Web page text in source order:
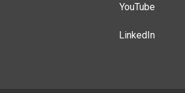
YouTube
LinkedIn